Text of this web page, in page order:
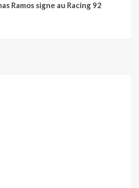
Ramos signe au Racing 92